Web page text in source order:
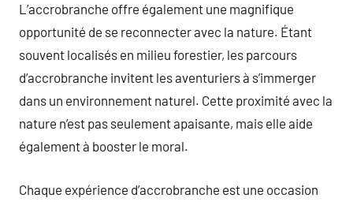
L’accrobranche offre également une magnifique
opportunité de se reconnecter avec la nature. Étant
souvent localisés en milieu forestier, les parcours
d’accrobranche invitent les aventuriers à s’immerger
dans un environnement naturel. Cette proximité avec la
nature n’est pas seulement apaisante, mais elle aide
également à booster le moral.
Chaque expérience d’accrobranche est une occasion